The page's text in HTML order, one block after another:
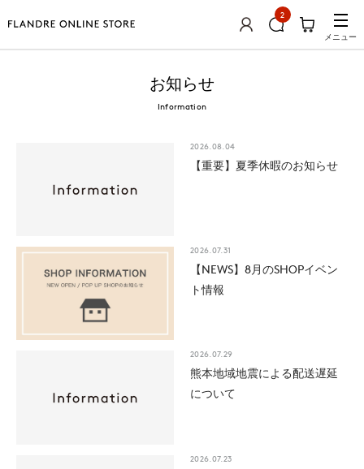
2
メニュー
お知らせ
Information
2026.08.04
【重要】夏季休暇のお知らせ
2026.07.31
【NEWS】8月のSHOPイベン
ト情報
2026.07.29
熊本地域地震による配送遅延
について
2026.07.23